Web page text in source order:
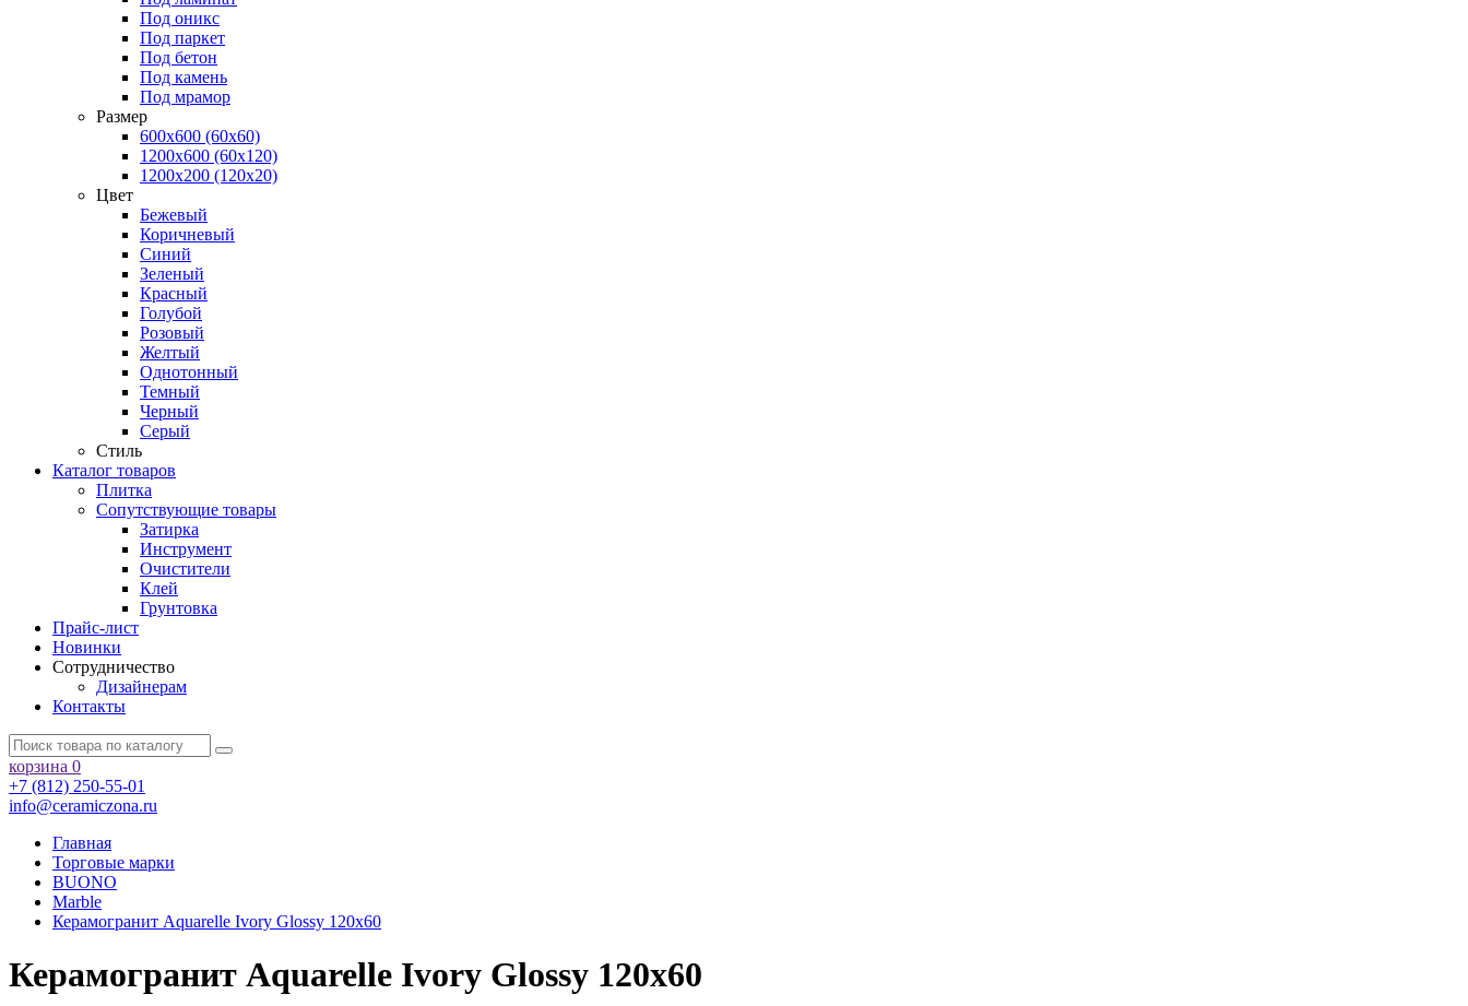
Под оникс
Под паркет
Под бетон
Под камень
Под мрамор
Размер
600х600 (60х60)
1200х600 (60х120)
1200х200 (120x20)
Цвет
Бежевый
Коричневый
Синий
Зеленый
Красный
Голубой
Розовый
Желтый
Однотонный
Темный
Черный
Серый
Стиль
Каталог товаров
Плитка
Сопутствующие товары
Затирка
Инструмент
Очистители
Клей
Грунтовка
Прайс-лист
Новинки
Сотрудничество
Дизайнерам
Контакты
корзина 0
+7 (812) 250-55-01
info@ceramiczona.ru
Главная
Торговые марки
BUONO
Marble
Керамогранит Aquarelle Ivory Glossy 120х60
Керамогранит Aquarelle Ivory Glossy 120х60